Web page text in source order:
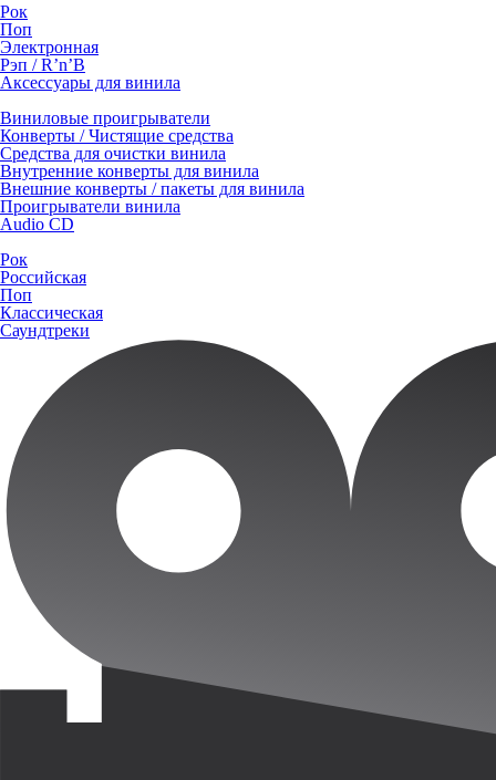
Рок
Поп
Электронная
Рэп / R’n’B
Аксессуары для винила
Виниловые проигрыватели
Конверты / Чистящие средства
Средства для очистки винила
Внутренние конверты для винила
Внешние конверты / пакеты для винила
Проигрыватели винила
Audio CD
Рок
Российская
Поп
Классическая
Саундтреки